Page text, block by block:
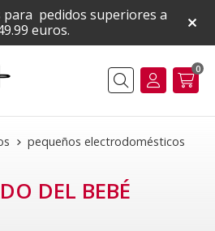
pedidos superiores a
euros.
Buscar
0
pequeños electrodomésticos
DEL BEBÉ